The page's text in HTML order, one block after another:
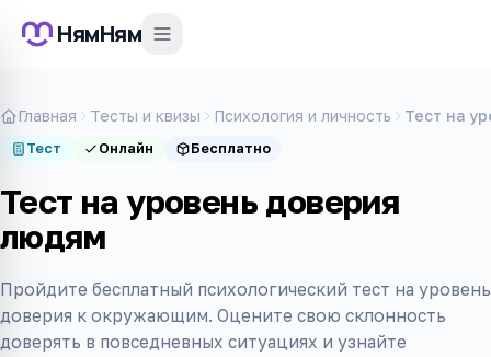
НямНям
Главная Тесты и квизы Психология и личность Тест на
Тест Онлайн Бесплатно
Тест на уровень доверия
людям
Пройдите бесплатный психологический тест на уровень
доверия к окружающим. Оцените свою склонность
доверять в повседневных ситуациях и узнайте